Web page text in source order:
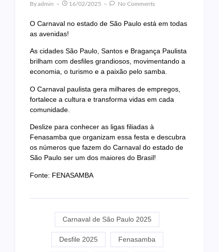
ByAdmin 16/02/2025 No Comments
O Carnaval no estado de São Paulo está em todas
as avenidas!
As cidades São Paulo, Santos e Bragança Paulista
brilham com desfiles grandiosos, movimentando a
economia, o turismo e a paixão pelo samba.
O Carnaval paulista gera milhares de empregos,
fortalece a cultura e transforma vidas em cada
comunidade.
Deslize para conhecer as ligas filiadas à
Fenasamba que organizam essa festa e descubra
os números que fazem do Carnaval do estado de
São Paulo ser um dos maiores do Brasil!
Fonte: FENASAMBA
Carnaval de São Paulo 2025
Desfile 2025 Fenasamba